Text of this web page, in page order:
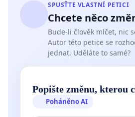
SPUSŤTE VLASTNÍ PETICI
Chcete něco
Bude-li člověk mlčet, nic
Autor této petice se
jednat. Uděláte to samé?
Popište změnu, kterou
Poháněno AI